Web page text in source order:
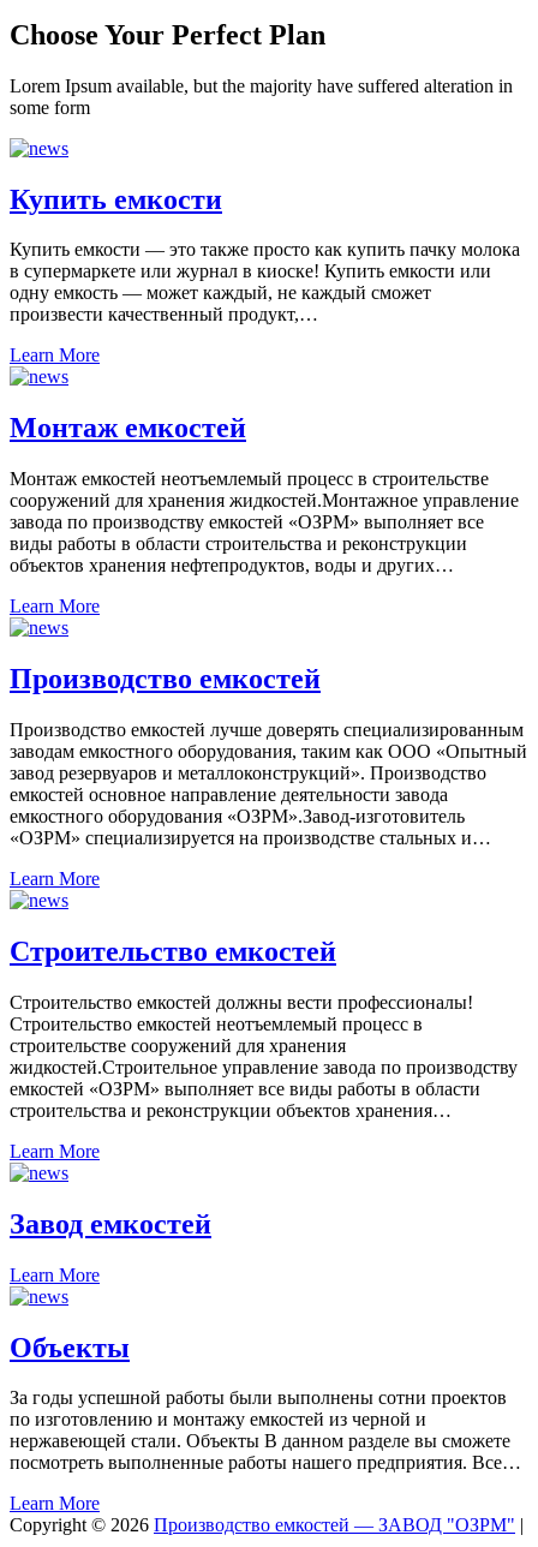
Choose Your Perfect Plan
Lorem Ipsum available, but the majority have suffered alteration in
some form
Купить емкости
Купить емкости — это также просто как купить пачку молока
в супермаркете или журнал в киоске! Купить емкости или
одну емкость — может каждый, не каждый сможет
произвести качественный продукт,…
Learn More
Монтаж емкостей
Монтаж емкостей неотъемлемый процесс в строительстве
сооружений для хранения жидкостей.Монтажное управление
завода по производству емкостей «ОЗРМ» выполняет все
виды работы в области строительства и реконструкции
объектов хранения нефтепродуктов, воды и других…
Learn More
Производство емкостей
Производство емкостей лучше доверять специализированным
заводам емкостного оборудования, таким как ООО «Опытный
завод резервуаров и металлоконструкций». Производство
емкостей основное направление деятельности завода
емкостного оборудования «ОЗРМ».Завод-изготовитель
«ОЗРМ» специализируется на производстве стальных и…
Learn More
Строительство емкостей
Строительство емкостей должны вести профессионалы!
Строительство емкостей неотъемлемый процесс в
строительстве сооружений для хранения
жидкостей.Строительное управление завода по производству
емкостей «ОЗРМ» выполняет все виды работы в области
строительства и реконструкции объектов хранения…
Learn More
Завод емкостей
Learn More
Объекты
За годы успешной работы были выполнены сотни проектов
по изготовлению и монтажу емкостей из черной и
нержавеющей стали. Объекты В данном разделе вы сможете
посмотреть выполненные работы нашего предприятия. Все…
Learn More
Copyright © 2026 Производство емкостей — ЗАВОД "ОЗРМ"